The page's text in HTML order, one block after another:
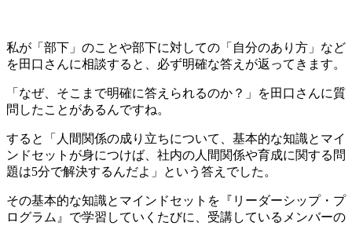
私が「部下」のことや部下に対しての「自分のあり方」など
を田口さんに相談すると、必ず明確な答えが返ってきます。
「なぜ、そこまで明確に答えられるのか？」を田口さんに質
問したことがあるんですね。
すると「人間関係の成り立ちについて、基本的な知識とマイ
ンドセットが身につけば、社内の人間関係や育成に関する問
題は5分で解決するんだよ」という答えでした。
その基本的な知識とマインドセットを『リーダーシップ・プ
ログラム』で学習していくたびに、受講しているメンバーの